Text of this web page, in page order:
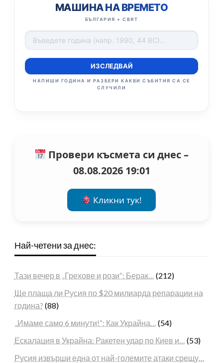
МАШИНА НА ВРЕМЕТО
БЪЛГАРИЯ + СВЯТ
ИЗСЛЕДВАЙ
НАПИШИ ГОДИНА И РАЗБЕРИ КАКВИ СЪБИТИЯ СА СЕ
СЛУЧИЛИ
Провери късмета си днес –
08.08.2026 19:01
Кликни тук!
Най-четени за днес:
Тази вечер в „Грехове и рози“: Берак… (212)
Ще плаща ли Русия по $20 милиарда репарации на
година? (88)
„Имаме само 6 минути!“: Как Украйна… (54)
Ескалация в Украйна: Ракетен удар по Киев и… (53)
Русия извърши една от най-големите атаки срещу…